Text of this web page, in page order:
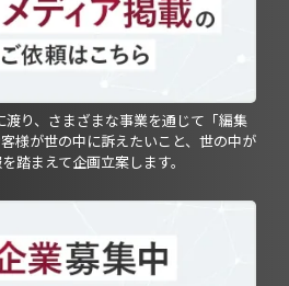
り、さまざまな事業を通じて「編集
様が世の中に訴えたいこと、世の中が
踏まえて企画立案します。